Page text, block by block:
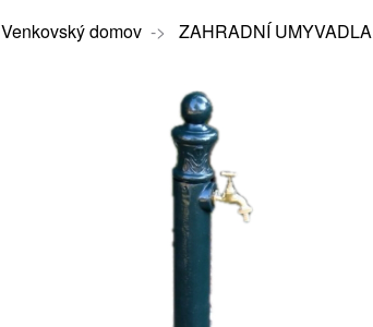
Venkovský domov -> ZAHRADNÍ UMYVADLA